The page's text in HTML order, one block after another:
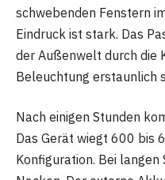
schwebenden Fenstern
Eindruck ist stark. Das
der Außenwelt durch die
Beleuchtung erstaunlich
Nach einigen Stunden
Das Gerät wiegt 600 bis
Konfiguration. Bei langen